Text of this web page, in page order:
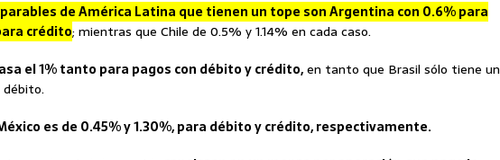
de América Latina que tienen un tope son Argentina con 0.6% para
crédito; mientras que Chile de 0.5% y 1.14% en cada caso.
el 1% tanto para pagos con débito y crédito,en tanto que Brasil sólo tiene un
es de 0.45% y 1.30%, para débito y crédito, respectivamente.